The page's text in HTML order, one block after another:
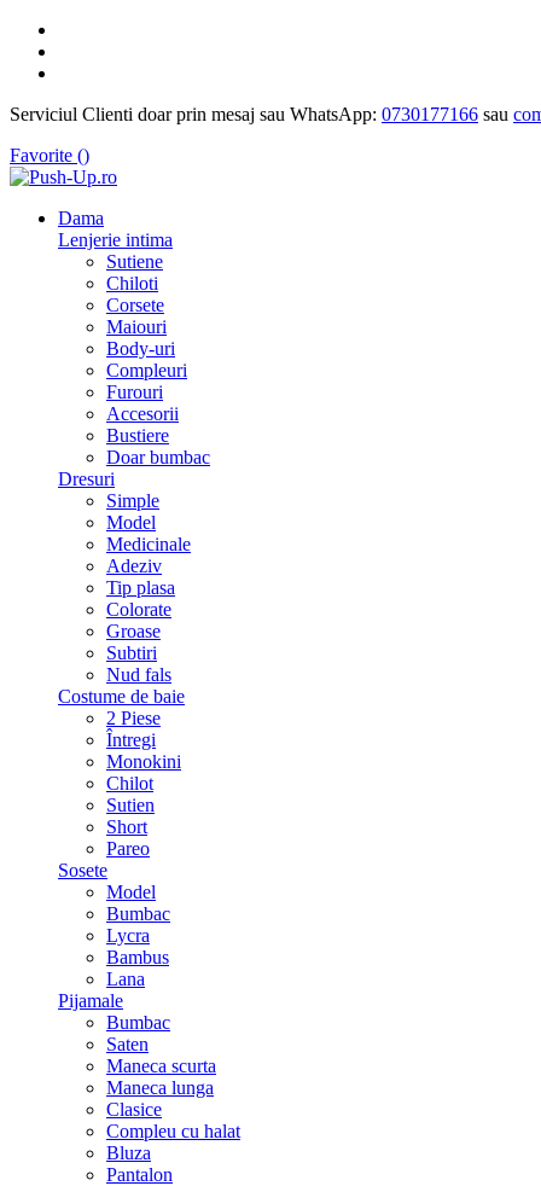
Serviciul Clienti doar prin mesaj sau WhatsApp: 0730177166 sau
Favorite ()
Dama
Lenjerie intima
Sutiene
Chiloti
Corsete
Maiouri
Body-uri
Compleuri
Furouri
Accesorii
Bustiere
Doar bumbac
Dresuri
Simple
Model
Medicinale
Adeziv
Tip plasa
Colorate
Groase
Subtiri
Nud fals
Costume de baie
2 Piese
Întregi
Monokini
Chilot
Sutien
Short
Pareo
Sosete
Model
Bumbac
Lycra
Bambus
Lana
Pijamale
Bumbac
Saten
Maneca scurta
Maneca lunga
Clasice
Compleu cu halat
Bluza
Pantalon